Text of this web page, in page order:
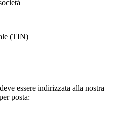
(TIN)
essere indirizzata alla nostra
posta: